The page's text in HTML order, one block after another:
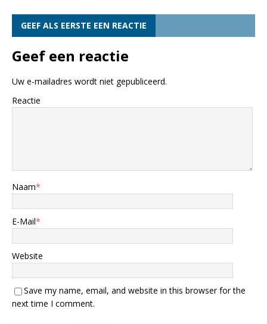
GEEF ALS EERSTE EEN REACTIE
Geef een reactie
Uw e-mailadres wordt niet gepubliceerd.
Reactie
Naam*
E-Mail*
Website
Save my name, email, and website in this browser for the
next time I comment.